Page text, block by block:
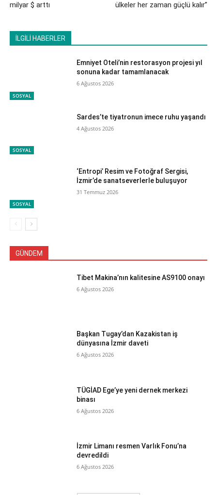
milyar $ arttı
ülkeler her zaman güçlü kalır”
İLGİLİ HABERLER
SOSYAL
Emniyet Oteli’nin restorasyon projesi yıl
sonuna kadar tamamlanacak
6 Ağustos 2026
SOSYAL
Sardes’te tiyatronun imece ruhu yaşandı
4 Ağustos 2026
SOSYAL
‘Entropi’ Resim ve Fotoğraf Sergisi,
İzmir’de sanatseverlerle buluşuyor
31 Temmuz 2026
GÜNDEM
Tibet Makina’nın kalitesine AS9100 onayı
6 Ağustos 2026
Başkan Tugay’dan Kazakistan iş
dünyasına İzmir daveti
6 Ağustos 2026
TÜGİAD Ege’ye yeni dernek merkezi
binası
6 Ağustos 2026
İzmir Limanı resmen Varlık Fonu’na
devredildi
6 Ağustos 2026